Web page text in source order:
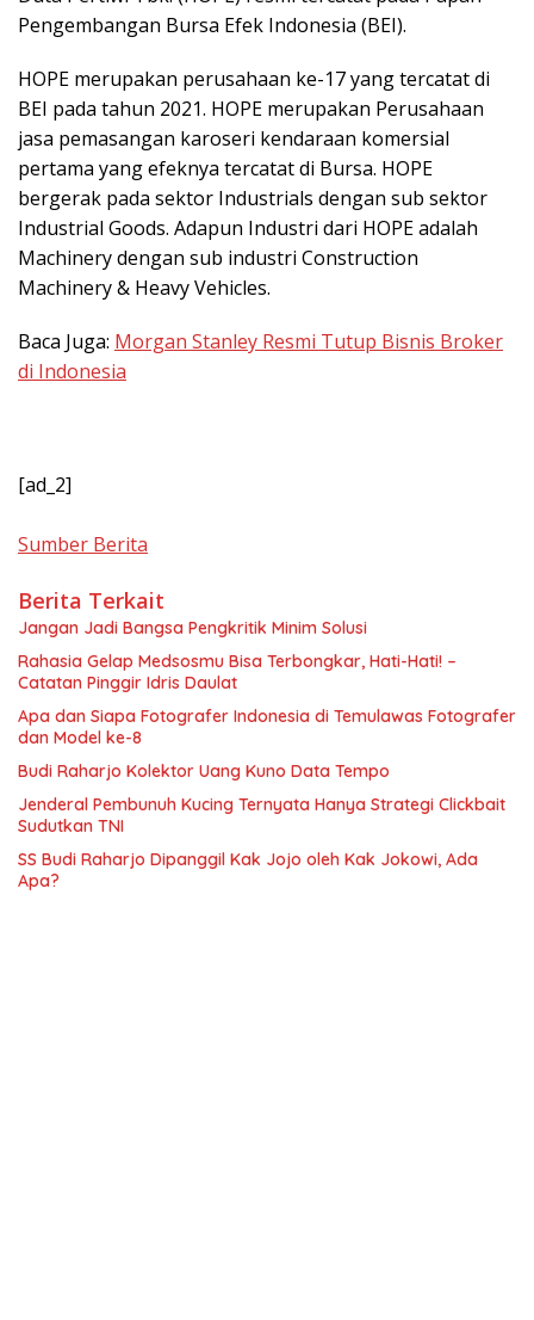
Pengembangan Bursa Efek Indonesia (BEI).
HOPE merupakan perusahaan ke-17 yang tercatat di
BEI pada tahun 2021. HOPE merupakan Perusahaan
jasa pemasangan karoseri kendaraan komersial
pertama yang efeknya tercatat di Bursa. HOPE
bergerak pada sektor Industrials dengan sub sektor
Industrial Goods. Adapun Industri dari HOPE adalah
Machinery dengan sub industri Construction
Machinery & Heavy Vehicles.
Baca Juga: Morgan Stanley Resmi Tutup Bisnis Broker
di Indonesia
[ad_2]
Sumber Berita
Berita Terkait
Jangan Jadi Bangsa Pengkritik Minim Solusi
Rahasia Gelap Medsosmu Bisa Terbongkar, Hati-Hati! –
Catatan Pinggir Idris Daulat
Apa dan Siapa Fotografer Indonesia di Temulawas Fotografer
dan Model ke-8
Budi Raharjo Kolektor Uang Kuno Data Tempo
Jenderal Pembunuh Kucing Ternyata Hanya Strategi Clickbait
Sudutkan TNI
SS Budi Raharjo Dipanggil Kak Jojo oleh Kak Jokowi, Ada
Apa?